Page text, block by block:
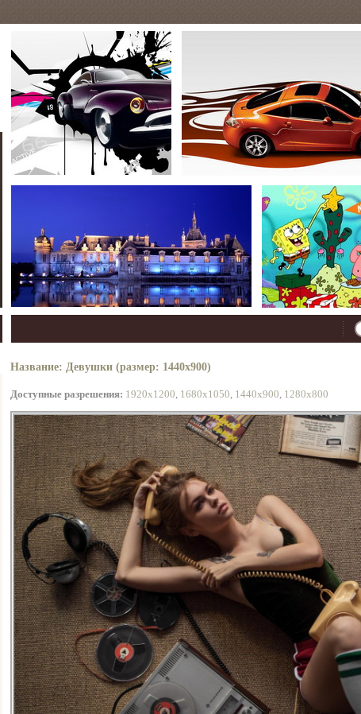
Название: Девушки (размер: 1440x900)
Доступные разрешения: 1920x1200, 1680x1050, 1440x900, 1280x800